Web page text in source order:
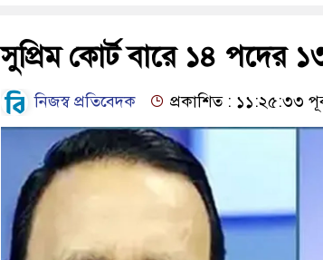
সুপ্রিম কোর্ট বারে ১৪ পদের
নিজস্ব প্রতিবেদক প্রকাশিত : ১১:২৫:৩৩